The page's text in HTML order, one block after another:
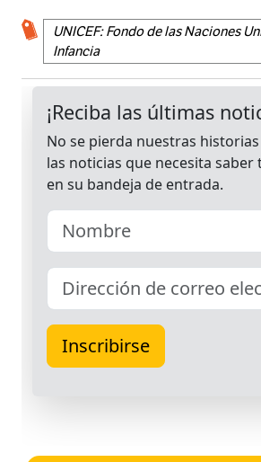
UNICEF: Fondo de las Naciones
Infancia